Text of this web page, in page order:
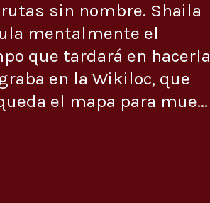
rutas sin nombre. Shaila
mentalmente el
que tardará en hacerla
en la Wikiloc, que
el mapa para mue...